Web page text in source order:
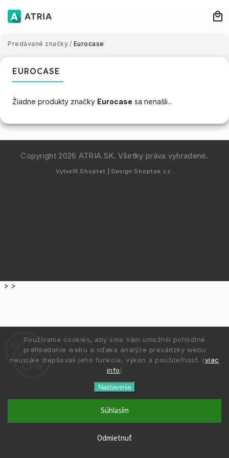
Používame cookies, aby sme Vám umožnili pohodlné
prehliadanie webu a vďaka analýze prevádzky webu
neustále zlepšovali jeho funkcie, výkon a použiteľnosť. (viac
info)
Nastavenie
Odmietnuť
Súhlasím
Predávané značky / Eurocase
EUROCASE
Žiadne produkty značky Eurocase sa nenašli...
Copyright 2026 ATRIA.SK. Všetky práva vyhradené.
Vytvořil Shoptet | Design Shoptak.cz.
> >